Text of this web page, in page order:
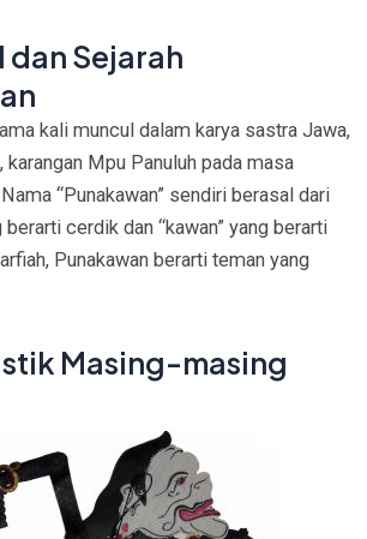
dan Sejarah
kali muncul dalam karya sastra Jawa,
, karangan Mpu Panuluh pada masa
“Punakawan” sendiri berasal dari
berarti cerdik dan “kawan” yang berarti
Punakawan berarti teman yang
Masing-masing